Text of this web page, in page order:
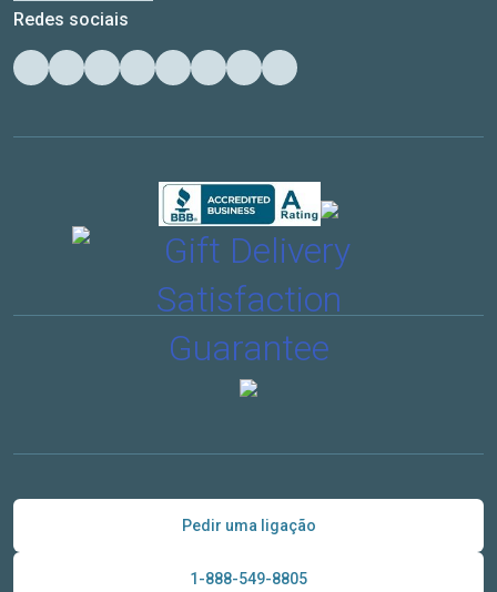
Redes sociais
Pedir uma ligação
1-888-549-8805